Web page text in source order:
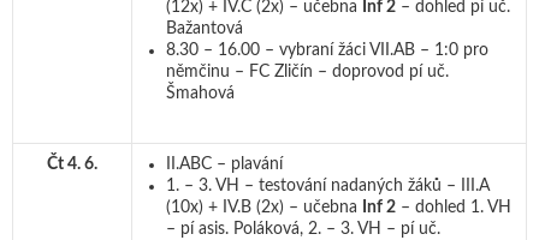
(12x) + IV.C (2x) – učebna
Inf 2 – dohled pí uč.
Bažantová
8.30 – 16.00 – vybraní žáci VII.AB – 1:0 pro
němčinu – FC Zličín – doprovod pí uč.
Šmahová
Čt 4. 6.
II.ABC – plavání
1. – 3. VH – testování nadaných žáků – III.A
(10x) + IV.B (2x) – učebna
Inf 2 – dohled 1. VH
– pí asis. Poláková, 2. – 3. VH – pí uč.